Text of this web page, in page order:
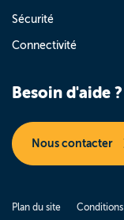
Sécurité
Connectivité
Besoin d'aide ?
Nous contacter
Plan du site Conditions